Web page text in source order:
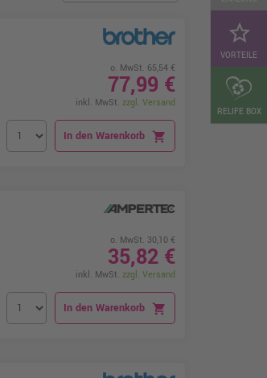
star_border
VORTEILE
RELIFE BOX
o. MwSt. 65,54 €
77,99 €
inkl. MwSt. zzgl. Versand
In den Warenkorb shopping_cart
o. MwSt. 30,10 €
35,82 €
inkl. MwSt. zzgl. Versand
In den Warenkorb shopping_cart